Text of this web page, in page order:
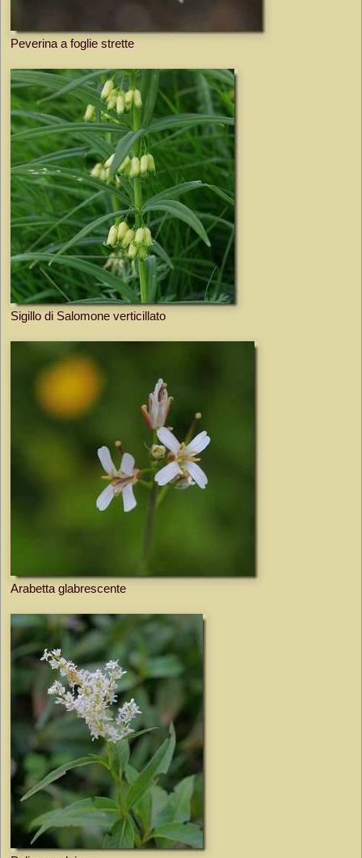
Peverina a foglie strette
Sigillo di Salomone verticillato
Arabetta glabrescente